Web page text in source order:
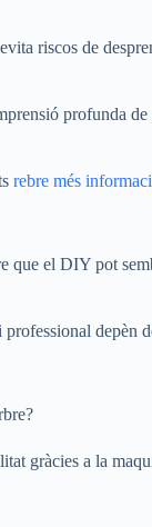
riscos de
profunda
rebre més
que el DIY pot
depèn
gràcies a la